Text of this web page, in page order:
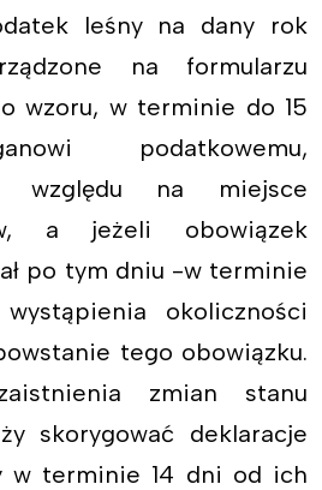
leśny na dany rok
na formularzu
wzoru, w terminie do 15
podatkowemu,
względu na miejsce
a jeżeli obowiązek
po tym dniu -w terminie
okoliczności
tego obowiązku.
zmian stanu
skorygować deklaracje
w terminie 14 dni od ich